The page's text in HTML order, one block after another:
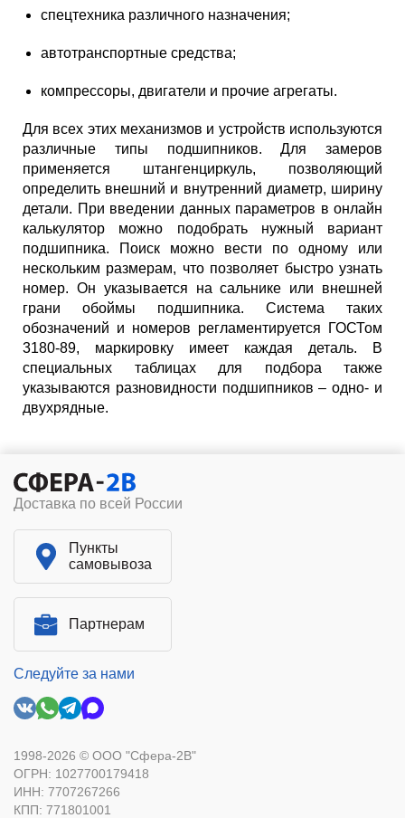
спецтехника различного назначения;
автотранспортные средства;
компрессоры, двигатели и прочие агрегаты.
Для всех этих механизмов и устройств используются
различные типы подшипников. Для замеров
применяется штангенциркуль, позволяющий
определить внешний и внутренний диаметр, ширину
детали. При введении данных параметров в онлайн
калькулятор можно подобрать нужный вариант
подшипника. Поиск можно вести по одному или
нескольким размерам, что позволяет быстро узнать
номер. Он указывается на сальнике или внешней
грани обоймы подшипника. Система таких
обозначений и номеров регламентируется ГОСТом
3180-89, маркировку имеет каждая деталь. В
специальных таблицах для подбора также
указываются разновидности подшипников – одно- и
двухрядные.
Доставка по всей России
Пункты
самовывоза
Партнерам
Следуйте за нами
1998-2026 © ООО "Сфера-2В"
ОГРН: 1027700179418
ИНН: 7707267266
КПП: 771801001